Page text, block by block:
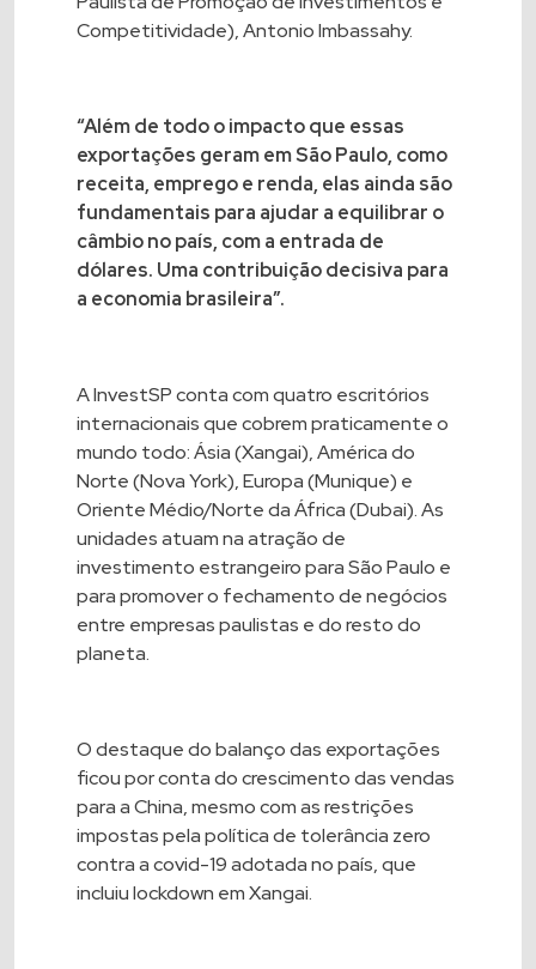
Competitividade), Antonio Imbassahy.
“Além de todo o impacto que essas
exportações geram em São Paulo, como
receita, emprego e renda, elas ainda são
fundamentais para ajudar a equilibrar o
câmbio no país, com a entrada de
dólares. Uma contribuição decisiva para
a economia brasileira”.
A InvestSP conta com quatro escritórios
internacionais que cobrem praticamente o
mundo todo: Ásia (Xangai), América do
Norte (Nova York), Europa (Munique) e
Oriente Médio/Norte da África (Dubai). As
unidades atuam na atração de
investimento estrangeiro para São Paulo e
para promover o fechamento de negócios
entre empresas paulistas e do resto do
planeta.
O destaque do balanço das exportações
ficou por conta do crescimento das vendas
para a China, mesmo com as restrições
impostas pela política de tolerância zero
contra a covid-19 adotada no país, que
incluiu lockdown em Xangai.